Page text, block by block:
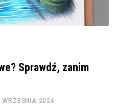
Sprawdź, zanim
WRZEŚNIA 2024